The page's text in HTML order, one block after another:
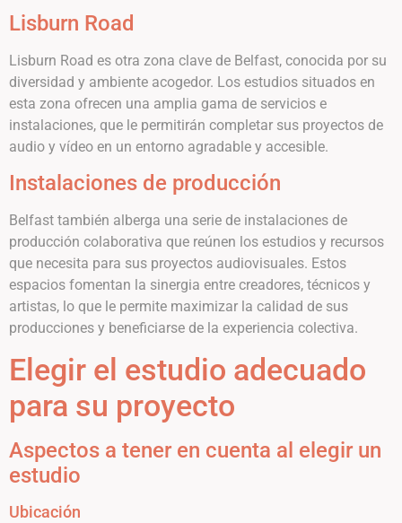
Lisburn Road
Lisburn Road es otra zona clave de Belfast, conocida por su
diversidad y ambiente acogedor. Los estudios situados en
esta zona ofrecen una amplia gama de servicios e
instalaciones, que le permitirán completar sus proyectos de
audio y vídeo en un entorno agradable y accesible.
Instalaciones de producción
Belfast también alberga una serie de instalaciones de
producción colaborativa que reúnen los estudios y recursos
que necesita para sus proyectos audiovisuales. Estos
espacios fomentan la sinergia entre creadores, técnicos y
artistas, lo que le permite maximizar la calidad de sus
producciones y beneficiarse de la experiencia colectiva.
Elegir el estudio adecuado
para su proyecto
Aspectos a tener en cuenta al elegir un
estudio
Ubicación